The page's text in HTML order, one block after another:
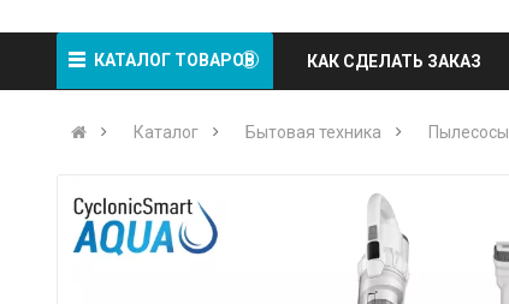
КАТАЛОГ ТОВАРОВ КАК СДЕЛАТЬ ЗАКАЗ
Каталог Бытовая техника Пылесосы